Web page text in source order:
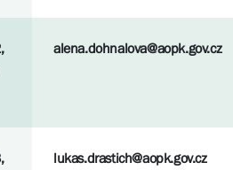
alena.dohnalova@aopk.gov.cz
lukas.drastich@aopk.gov.cz